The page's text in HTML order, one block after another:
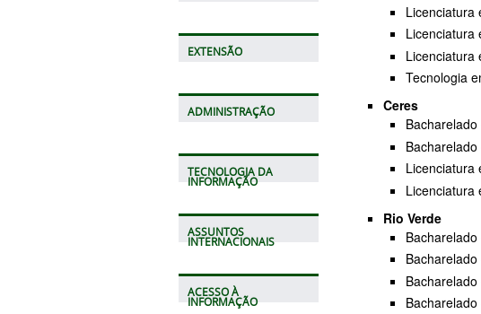
EXTENSÃO
ADMINISTRAÇÃO
TECNOLOGIA DA
INFORMAÇÃO
ASSUNTOS
INTERNACIONAIS
ACESSO À
INFORMAÇÃO
Licenciatura
Licenciatura
Licenciatura
Tecnologia
Ceres
Licenciatura
Licenciatura
Rio Verde